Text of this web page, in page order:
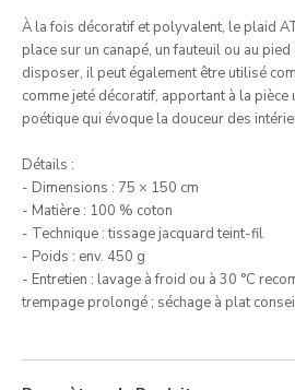
À la fois décoratif et polyvalent, le plaid
place sur un canapé, un fauteuil ou au pied
disposer, il peut également être utilisé
comme jeté décoratif, apportant à la pièce
poétique qui évoque la douceur des
Détails :
- Dimensions : 75 × 150 cm
- Matière : 100 % coton
- Technique : tissage jacquard teint-fil
- Poids : env. 450 g
- Entretien : lavage à froid ou à 30 °C
trempage prolongé ; séchage à plat